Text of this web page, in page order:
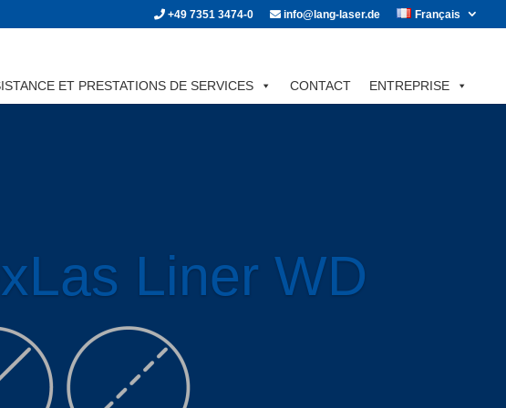
+49 7351 3474-0 info@lang-laser.de Français
ET PRESTATIONS DE SERVICES CONTACT ENTREPRISE
Liner WD